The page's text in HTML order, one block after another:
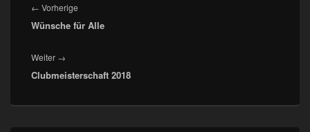
← Vorherige
Beitrag:
Wünsche für Alle
Weiter →
Beitrag:
Clubmeisterschaft 2018